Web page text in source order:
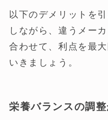
以下のデメリットを
しながら、違うメー
合わせて、利点を最
いきましょう。
栄養バランスの調